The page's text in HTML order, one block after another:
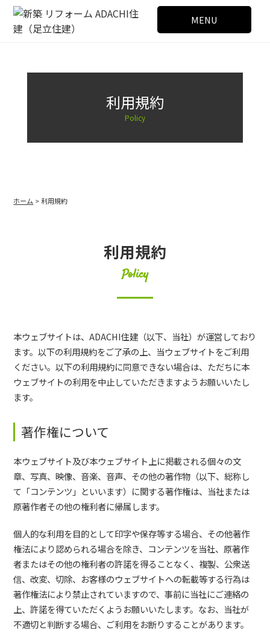
MENU
利用規約
Policy
ホーム > 利用規約
利用規約
Policy
本ウェブサイトは、ADACHI住建（以下、当社）が運営しており
ます。以下の利用規約をご了承の上、当ウェブサイトをご利用
ください。以下の利用規約に同意できない場合は、ただちに本
ウェブサイトの利用を中止していただきますようお願いいたし
ます。
著作権について
本ウェブサイト及び本ウェブサイト上に掲載される個々の文
章、写真、映像、音楽、音声、その他の著作物（以下、総称し
て「コンテンツ」といいます）に関する著作権は、当社または
原著作者その他の権利者に帰属します。
個人的な利用を目的として印字や保存等する場合、その他著作
権法により認められる場合を除き、コンテンツを当社、原著作
者またはその他の権利者の許諾を得ることなく、複製、公衆送
信、改変、切除、お客様のウェブサイトへの転載等する行為は
著作権法により禁止されていますので、事前に当社にご連絡の
上、許諾を得ていただくようお願いいたします。なお、当社が
不適切と判断する場合、ご利用をお断りすることがあります。